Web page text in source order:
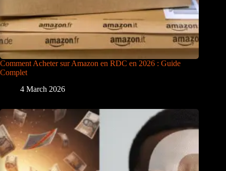
Comment Acheter sur Amazon en RDC en 2026 : Guide
Complet
4 March 2026